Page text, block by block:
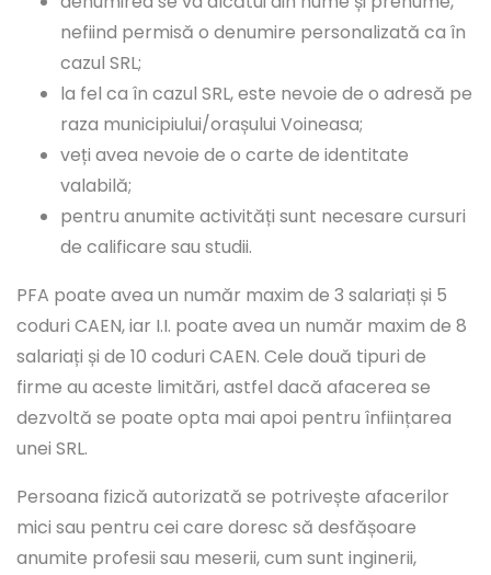
nefiind permisă o denumire personalizată ca în
cazul SRL;
la fel ca în cazul SRL, este nevoie de o adresă pe
raza municipiului/orașului Voineasa;
veți avea nevoie de o carte de identitate
valabilă;
pentru anumite activități sunt necesare cursuri
de calificare sau studii.
PFA poate avea un număr maxim de 3 salariați și 5
coduri CAEN, iar I.I. poate avea un număr maxim de 8
salariați și de 10 coduri CAEN. Cele două tipuri de
firme au aceste limitări, astfel dacă afacerea se
dezvoltă se poate opta mai apoi pentru înființarea
unei SRL.
Persoana fizică autorizată se potrivește afacerilor
mici sau pentru cei care doresc să desfășoare
anumite profesii sau meserii, cum sunt inginerii,